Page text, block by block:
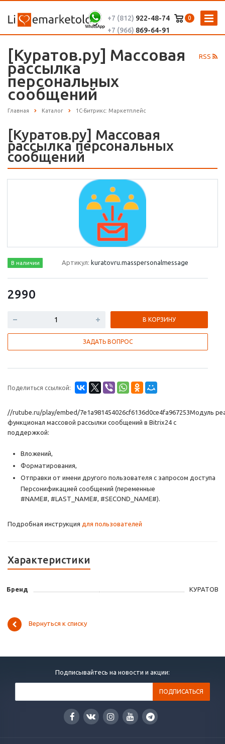
0
+7 (812) 922-48-74
+7 (966) 869-64-91
RSS
[Куратов.ру] Массовая
рассылка
персональных
сообщений
Главная Каталог 1С-Битрикс: Маркетплейс
[Куратов.ру] Массовая
рассылка персональных
сообщений
В наличии Артикул: kuratovru.masspersonalmessage
2990
В КОРЗИНУ
ЗАДАТЬ ВОПРОС
Поделиться ссылкой:
//rutube.ru/play/embed/7e1a981454026cf6136d0ce4fa967253Модуль
функционал массовой рассылки сообщений в Bitrix24 с
поддержкой:
Вложений,
Форматирования,
Отправки от имени другого пользователя с запросом доступа
Персонификацией сообщений (переменные
#NAME#, #LAST_NAME#, #SECOND_NAME#).
Подробная инструкция для пользователей
Характеристики
Бренд КУРАТОВ
Вернуться к списку
Подписывайтесь на новости и акции: